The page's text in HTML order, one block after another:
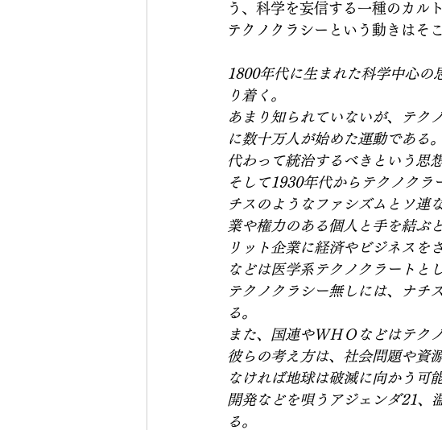
う、科学を妄信する一種のカル
テクノクラシーという動きはそ
1800年代に生まれた科学中心
り着く。
あまり知られていないが、テク
に数十万人が始めた運動である
代わって統治するべきという思
そして1930年代からテクノク
チスのようなファシズムとソ連
業や権力のある個人と手を結ぶ
リット企業に経済やビジネスを
などは医学系テクノクラートと
テクノクラシー無しには、ナチ
る。
また、国連やＷＨＯなどはテク
彼らの考え方は、社会問題や資
なければ地球は破滅に向かう可
開発などを唄うアジェンダ21、
る。